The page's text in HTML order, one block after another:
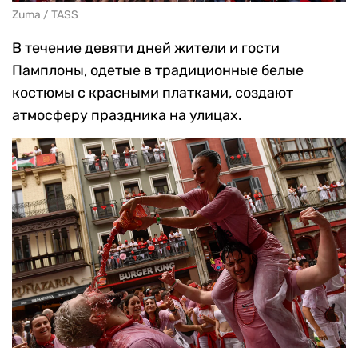
Zuma / TASS
В течение девяти дней жители и гости
Памплоны, одетые в традиционные белые
костюмы с красными платками, создают
атмосферу праздника на улицах.